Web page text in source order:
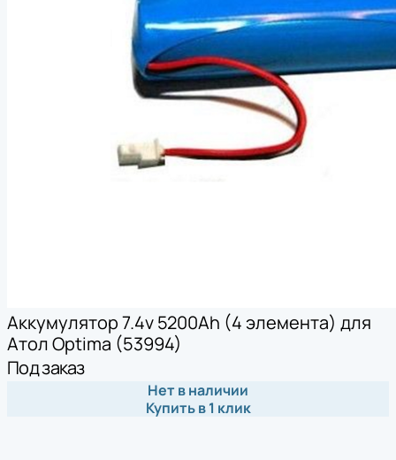
Аккумулятор 7.4v 5200Ah (4 элемента) для
Атол Optima (53994)
Под заказ
Нет в наличии
Купить в 1 клик